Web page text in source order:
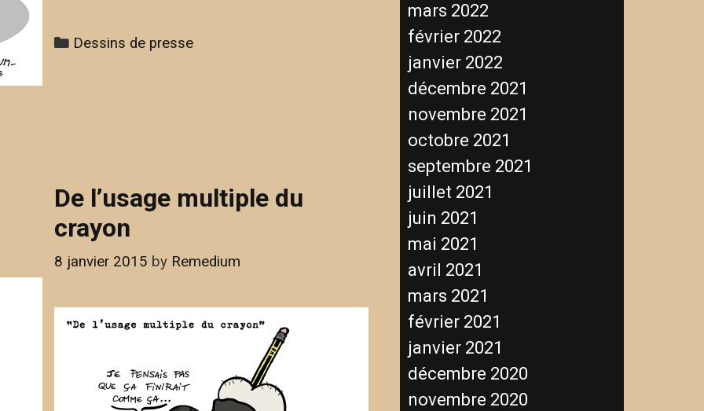
Categories
Dessins de presse
De l’usage multiple du
crayon
8 janvier 2015 by Remedium
mars 2022
février 2022
janvier 2022
décembre 2021
novembre 2021
octobre 2021
septembre 2021
juillet 2021
juin 2021
mai 2021
avril 2021
mars 2021
février 2021
janvier 2021
décembre 2020
novembre 2020